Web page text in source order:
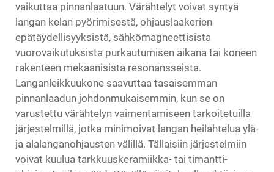
vaikuttaa pinnanlaatuun. Värähtelyt voivat syntyä
langan kelan pyörimisestä, ohjauslaakerien
epätäydellisyyksistä, sähkömagneettisista
vuorovaikutuksista purkautumisen aikana tai koneen
rakenteen mekaanisista resonansseista.
Langanleikkuukone saavuttaa tasaisemman
pinnanlaadun johdonmukaisemmin, kun se on
varustettu värähtelyn vaimentamiseen tarkoitetuilla
järjestelmillä, jotka minimoivat langan heilahtelua ylä-
ja alalanganohjausten välillä. Tällaisiin järjestelmiin
voivat kuulua tarkkuuskeramiikka- tai timantti-